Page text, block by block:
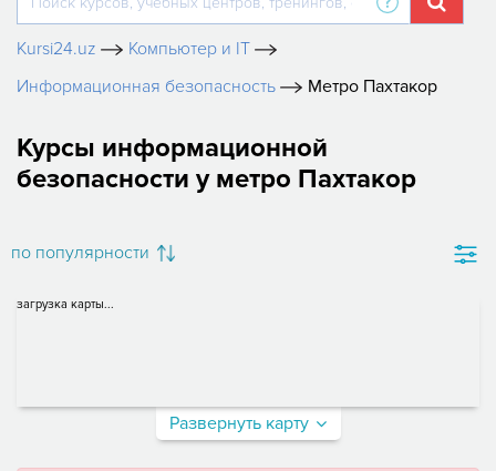
Kursi24.uz
Компьютер и IT
Информационная безопасность
Метро Пахтакор
Курсы информационной
безопасности у метро Пахтакор
по популярности
загрузка карты...
Развернуть карту